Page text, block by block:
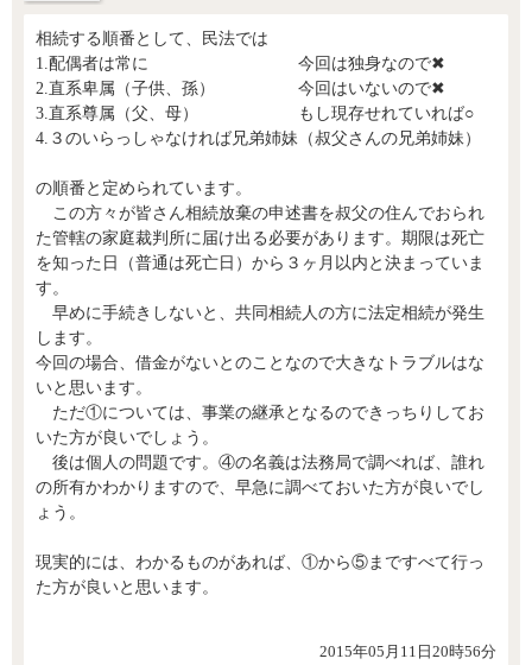
相続する順番として、民法では
1.配偶者は常に 今回は独身なので✖
2.直系卑属（子供、孫） 今回はいないので✖
3.直系尊属（父、母） もし現存せれていれば○
4.３のいらっしゃなければ兄弟姉妹（叔父さんの兄弟姉妹）
の順番と定められています。
この方々が皆さん相続放棄の申述書を叔父の住んでおられ
た管轄の家庭裁判所に届け出る必要があります。期限は死亡
を知った日（普通は死亡日）から３ヶ月以内と決まっていま
す。
早めに手続きしないと、共同相続人の方に法定相続が発生
します。
今回の場合、借金がないとのことなので大きなトラブルはな
いと思います。
ただ①については、事業の継承となるのできっちりしてお
いた方が良いでしょう。
後は個人の問題です。④の名義は法務局で調べれば、誰れ
の所有かわかりますので、早急に調べておいた方が良いでし
ょう。
現実的には、わかるものがあれば、①から⑤まですべて行っ
た方が良いと思います。
2015年05月11日20時56分